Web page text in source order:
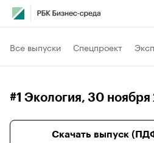
Все выпуски Спецпроект
#1 Экология, 30 ноября
Скачать выпуск